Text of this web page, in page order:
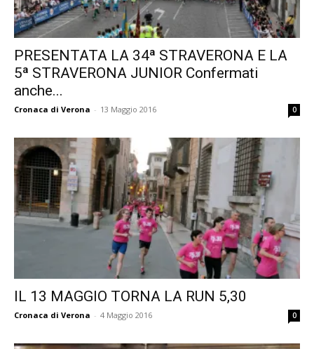
PRESENTATA LA 34ª STRAVERONA E LA
5ª STRAVERONA JUNIOR Confermati
anche...
Cronaca di Verona - 13 Maggio 2016 0
IL 13 MAGGIO TORNA LA RUN 5,30
Cronaca di Verona - 4 Maggio 2016 0